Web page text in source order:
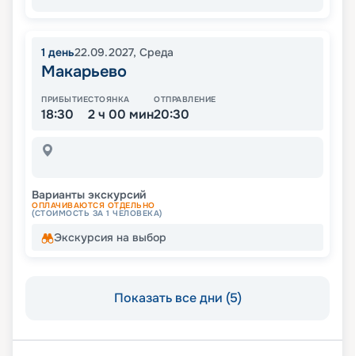
1 день22.09.2027, Среда
Макарьево
ПРИБЫТИЕ
18:30
СТОЯНКА
2 ч 00 мин
ОТПРАВЛЕНИЕ
20:30
Варианты экскурсий
ОПЛАЧИВАЮТСЯ ОТДЕЛЬНО
(СТОИМОСТЬ ЗА 1 ЧЕЛОВЕКА)
Экскурсия на выбор
Показать все дни (5)